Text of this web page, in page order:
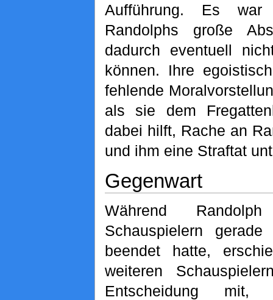
Aufführung. Es
Randolphs große
dadurch eventuell
können. Ihre
fehlende
als sie dem
dabei hilft, Rache an
und ihm eine Straftat
Gegenwart
Während
Schauspielern
beendet hatte,
weiteren
Entscheidung